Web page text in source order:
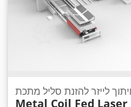
לייזר להזנת סליל מתכת
Metal Coil Fed